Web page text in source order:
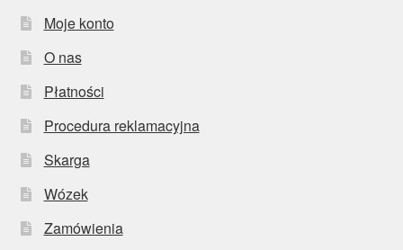
Moje konto
O nas
Płatności
Procedura reklamacyjna
Skarga
Wózek
Zamówienia